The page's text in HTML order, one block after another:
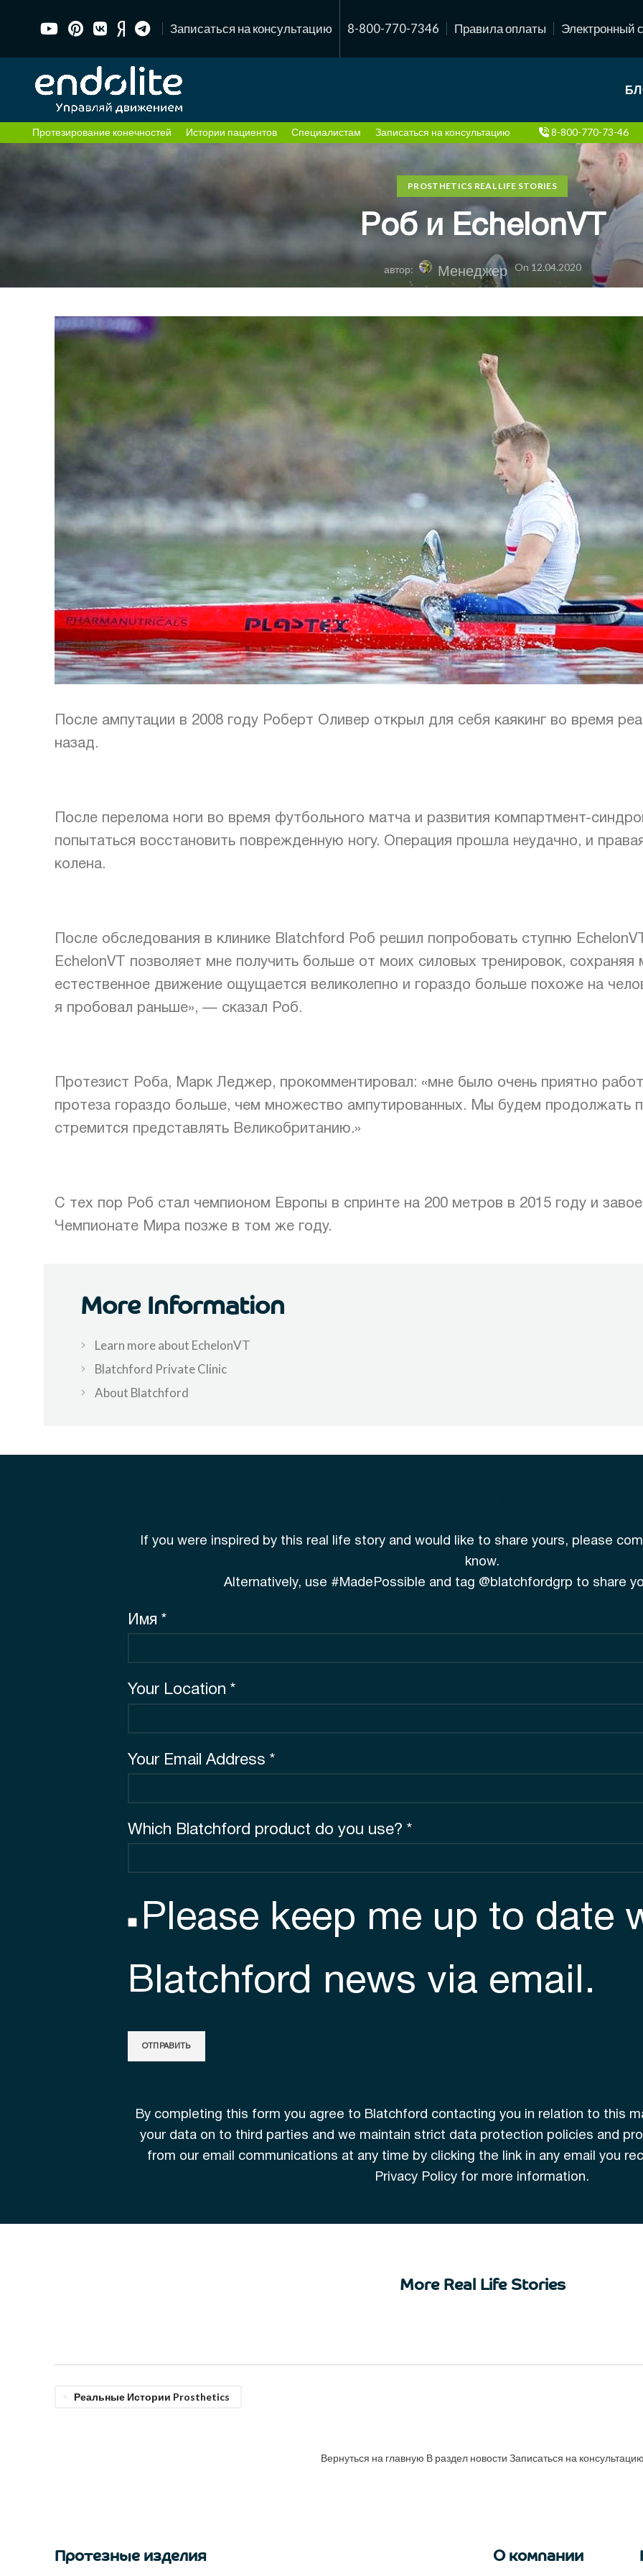
Записаться на консультацию 8-800-770-7346 Правила оплаты Электронный
Протезирование конечностей Истории пациентов Специалистам Записаться на консультацию 8-800-770-73-46
PROSTHETICS REAL LIFE STORIES
Роб и EchelonVT
автор: Менеджер On 12.04.2020
После ампутации в 2008 году Роберт Оливер открыл для себя каякинг во время
назад.
После перелома ноги во время футбольного матча и развития компартмент-
попытаться восстановить поврежденную ногу. Операция прошла неудачно, и
колена.
После обследования в клинике Blatchford Роб решил попробовать ступню
EchelonVT позволяет мне получить больше от моих силовых тренировок,
естественное движение ощущается великолепно и гораздо больше похоже на
я пробовал раньше», — сказал Роб.
Протезист Роба, Марк Леджер, прокомментировал: «мне было очень приятно
протеза гораздо больше, чем множество ампутированных. Мы будем продолжать
стремится представлять Великобританию.»
С тех пор Роб стал чемпионом Европы в спринте на 200 метров в 2015 году и
Чемпионате Мира позже в том же году.
More Information
Learn more about EchelonVT
Blatchford Private Clinic
About Blatchford
If you were inspired by this real life story and would like to share yours, please
know.
Alternatively, use #MadePossible and tag @blatchfordgrp to share
Имя *
Your Location *
Your Email Address *
Which Blatchford product do you use? *
Please keep me up to date
Blatchford news via email.
By completing this form you agree to Blatchford contacting you in relation to this
your data on to third parties and we maintain strict data protection policies and
from our email communications at any time by clicking the link in any email you
Privacy Policy for more information.
More Real Life Stories
Реальные Истории Prosthetics
Вернуться на главную В раздел новости Записаться на
Протезные изделия О компании